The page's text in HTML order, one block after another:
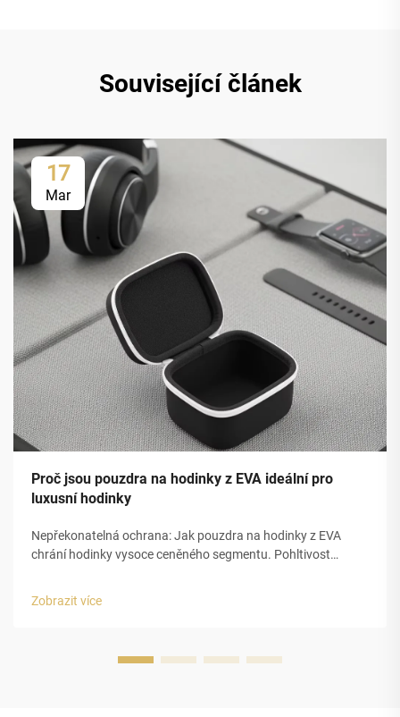
Související článek
17
Mar
Proč jsou pouzdra na hodinky z EVA ideální pro
luxusní hodinky
Nepřekonatelná ochrana: Jak pouzdra na hodinky z EVA
chrání hodinky vysoce ceněného segmentu. Pohltivost
Zobrazit více